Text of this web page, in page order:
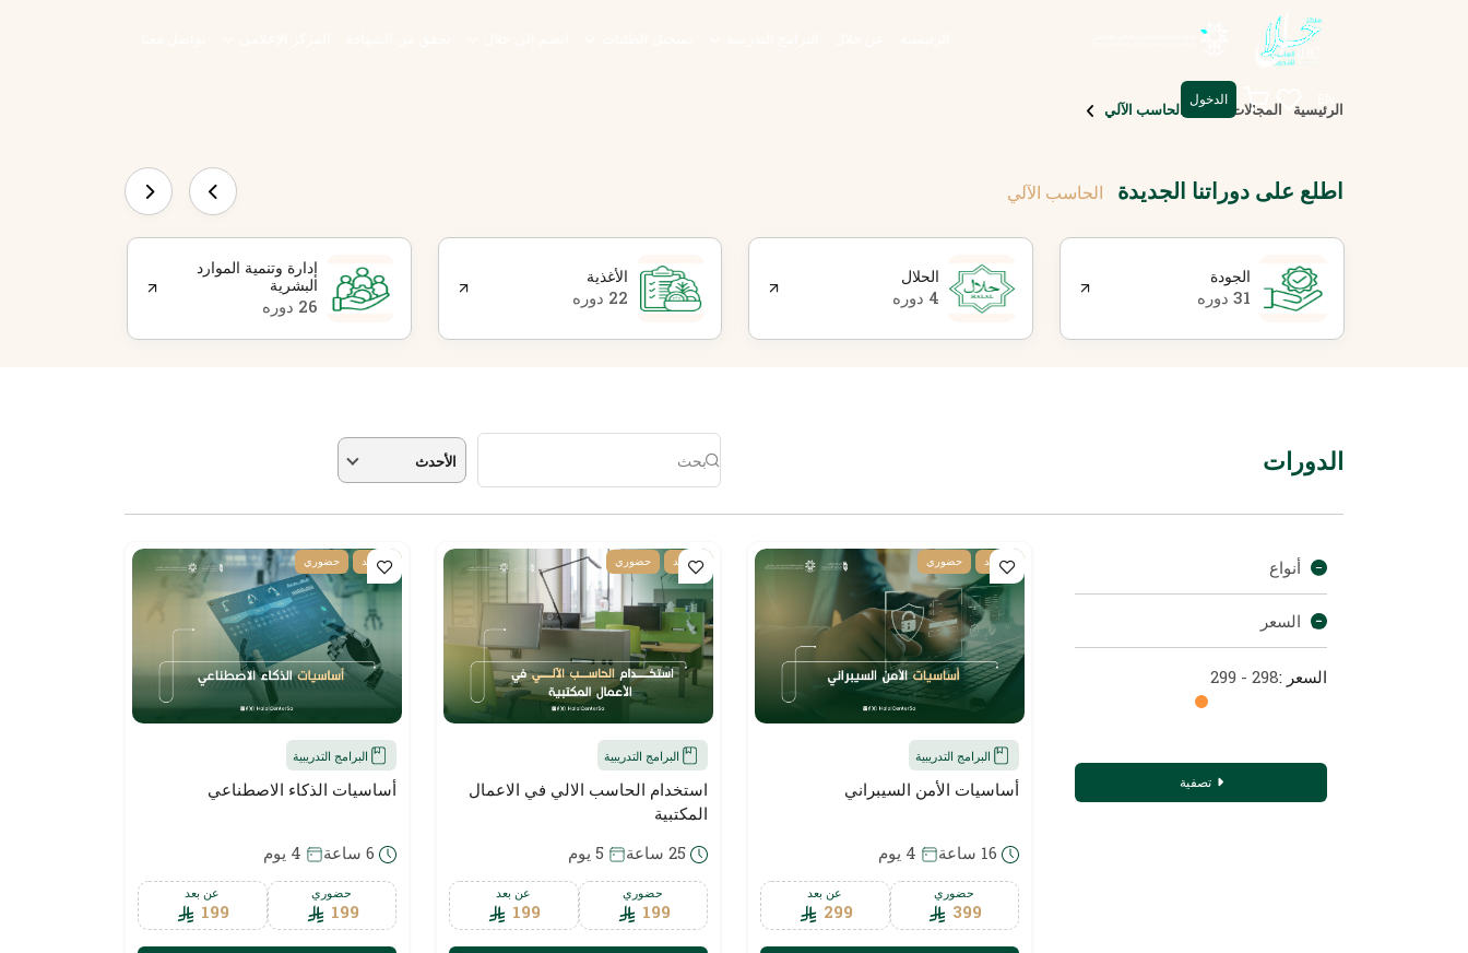
الدخول
الرئيسية المجالات الحاسب الآلي
اطلع على دوراتنا الجديدة الحاسب الآلي
الجودة
31 دوره
الحلال
4 دوره
الأغذية
22 دوره
إدارة وتنمية الموارد
البشرية
26 دوره
الدورات الأحدث
أنواع
السعر
السعر :298 - 299
تصفية
عن بعد حضوري
البرامج التدريبية
أساسيات الأمن السيبراني
16 ساعة 4 يوم
حضوري
399
عن بعد
299
عن بعد حضوري
البرامج التدريبية
استخدام الحاسب الالي في الاعمال
المكتبية
25 ساعة
5 يوم
حضوري
199
عن بعد
199
عن بعد حضوري
البرامج التدريبية
أساسيات الذكاء الاصطناعي
6 ساعة 4 يوم
حضوري
199
عن بعد
199